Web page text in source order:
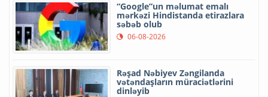
“Google”un məlumat emalı
mərkəzi Hindistanda etirazlara
səbəb olub
06-08-2026
Rəşad Nəbiyev Zəngilanda
vətəndaşların müraciətlərini
dinləyib